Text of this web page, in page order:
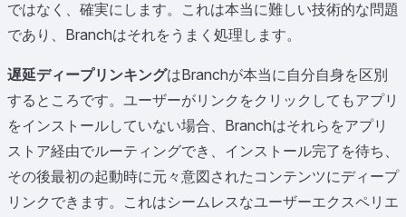
ではなく、確実にします。これは本当に難しい技術的な問題
であり、Branchはそれをうまく処理します。
遅延ディープリンキングはBranchが本当に自分自身を区別
するところです。ユーザーがリンクをクリックしてもアプリ
をインストールしていない場合、Branchはそれらをアプリ
ストア経由でルーティングでき、インストール完了を待ち、
その後最初の起動時に元々意図されたコンテンツにディープ
リンクできます。これはシームレスなユーザーエクスペリエ